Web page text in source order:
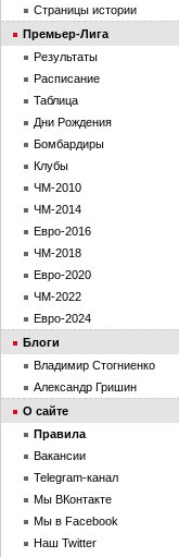
Страницы истории
Премьер-Лига
Результаты
Расписание
Таблица
Дни Рождения
Бомбардиры
Клубы
ЧМ-2010
ЧМ-2014
Евро-2016
ЧМ-2018
Евро-2020
ЧМ-2022
Евро-2024
Блоги
Владимир Стогниенко
Александр Гришин
О сайте
Правила
Вакансии
Telegram-канал
Мы ВКонтакте
Мы в Facebook
Наш Twitter